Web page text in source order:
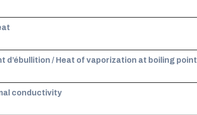
d’ébullition / Heat of vaporization at boiling point
conductivity